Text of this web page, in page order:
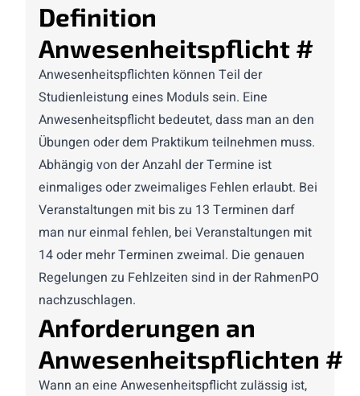
Definition
Anwesenheitspflicht #
Anwesenheitspflichten können Teil der
Studienleistung eines Modulssein. Eine
Anwesenheitspflicht bedeutet, dass man an den
Übungen oder dem Praktikum teilnehmen muss.
Abhängig von der Anzahl der Termine ist
einmaliges oder zweimaliges Fehlen erlaubt. Bei
Veranstaltungen mit bis zu 13 Terminen darf
man nur einmal fehlen, bei Veranstaltungen mit
14 oder mehr Terminen zweimal. Die genauen
Regelungen zu Fehlzeiten sind in der RahmenPO
nachzuschlagen.
Anforderungen an
Anwesenheitspflichten #
Wann an eine Anwesenheitspflicht zulässig ist,